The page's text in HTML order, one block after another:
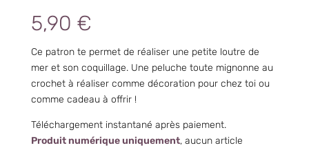
5,90 €
Ce patron te permet de réaliser une petite loutre de
mer et son coquillage. Une peluche toute mignonne au
crochet à réaliser comme décoration pour chez toi ou
comme cadeau à offrir !
Téléchargement instantané après paiement.
Produit numérique uniquement, aucun article